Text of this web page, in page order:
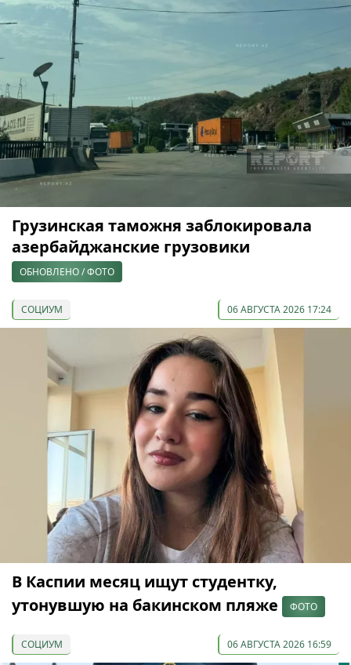
Грузинская таможня заблокировала
азербайджанские грузовики
ОБНОВЛЕНО / ФОТО
СОЦИУМ 06 АВГУСТА 2026 17:24
В Каспии месяц ищут студентку,
утонувшую на бакинском пляже
ФОТО
СОЦИУМ 06 АВГУСТА 2026 16:59